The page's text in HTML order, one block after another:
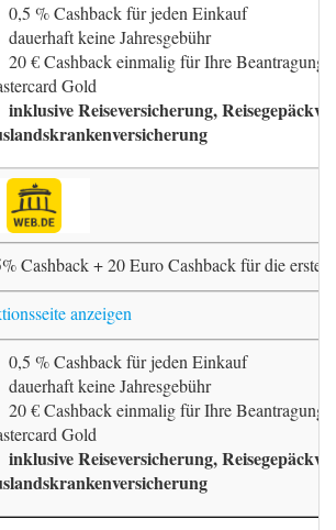
0,5 % Cashback für jeden Einkauf
dauerhaft keine Jahresgebühr
20 € Cashback einmalig für Ihre Beantragung
Gold
inklusive Reiseversicherung,
Cashback + 20 Euro Cashback für die erste
anzeigen
0,5 % Cashback für jeden Einkauf
dauerhaft keine Jahresgebühr
20 € Cashback einmalig für Ihre Beantragung
Gold
inklusive Reiseversicherung,